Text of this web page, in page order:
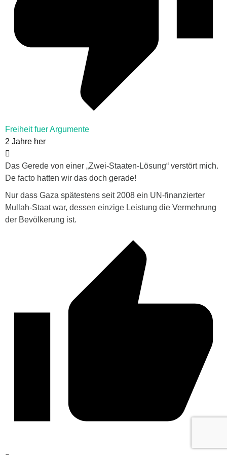
Freiheit fuer Argumente
2 Jahre her
Das Gerede von einer „Zwei-Staaten-Lösung“ verstört mich.
De facto hatten wir das doch gerade!
Nur dass Gaza spätestens seit 2008 ein UN-finanzierter
Mullah-Staat war, dessen einzige Leistung die Vermehrung
der Bevölkerung ist.